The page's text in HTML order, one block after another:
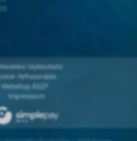
tájékoztató
felhasználás
Webshop ÁSZF
Impresszum